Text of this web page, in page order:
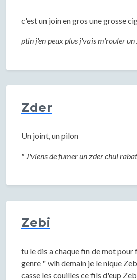
c'est un join en gros une grosse
ptin j'en peux plus j'vais m'rouler un
Zder
Un joint, un pilon
" J'viens de fumer un zder chui
Zebi
tu le dis a chaque fin de mot pour
genre " wlh demain je le nique
casse les couilles ce fils d'eup